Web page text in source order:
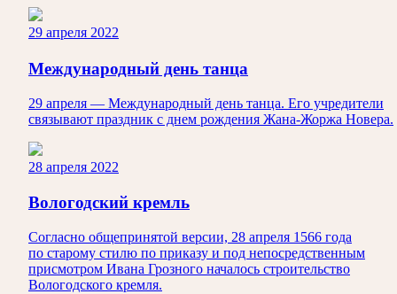
29 апреля 2022
Международный день танца
29 апреля — Международный день танца. Его учредители
связывают праздник с днем рождения Жана-Жоржа Новера.
28 апреля 2022
Вологодский кремль
Согласно общепринятой версии, 28 апреля 1566 года
по старому стилю по приказу и под непосредственным
присмотром Ивана Грозного началось строительство
Вологодского кремля.